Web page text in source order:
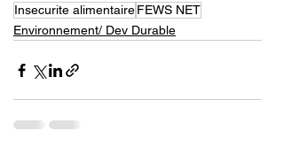
Insecurite alimentaireFEWS NET
Environnement/ Dev Durable